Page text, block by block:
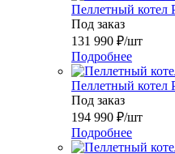
Пеллетный котел
Под заказ
131 990 ₽/шт
Подробнее
Пеллетный котел
Под заказ
194 990 ₽/шт
Подробнее